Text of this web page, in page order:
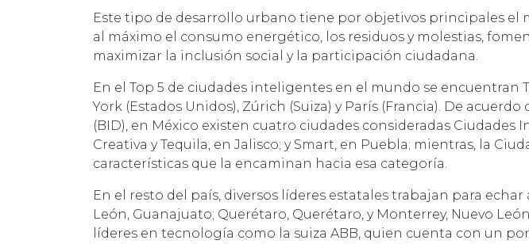
Este tipo de desarrollo urbano tiene por objetivos principales el
al máximo el consumo energético, los residuos y molestias,
maximizar la inclusión social y la participación ciudadana.
En el Top 5 de ciudades inteligentes en el mundo se encuentran
York (Estados Unidos), Zúrich (Suiza) y París (Francia). De
(BID), en México existen cuatro ciudades consideradas Ciudades
Creativa y Tequila, en Jalisco; y Smart, en Puebla; mientras, la
características que la encaminan hacia esa categoría.
En el resto del país, diversos líderes estatales trabajan para
León, Guanajuato; Querétaro, Querétaro, y Monterrey, Nuevo
líderes en tecnología como la suiza ABB, quien cuenta con un